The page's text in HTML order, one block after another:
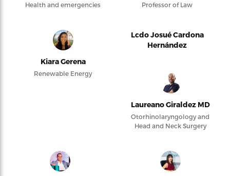
Health and emergencies Professor of Law
Kiara Gerena
Renewable Energy
Lcdo Josué Cardona
Hernández
Laureano Giraldez MD
Otorhinolaryngology and
Head and Neck Surgery